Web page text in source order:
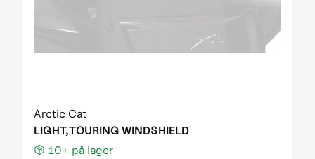
Arctic Cat
LIGHT,TOURING WINDSHIELD
10+ på lager